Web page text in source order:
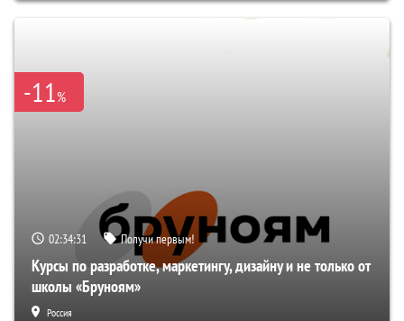
-11%
02:34:30 Получи первым!
Курсы по разработке, маркетингу, дизайну и не только от
школы «Бруноям»
Россия